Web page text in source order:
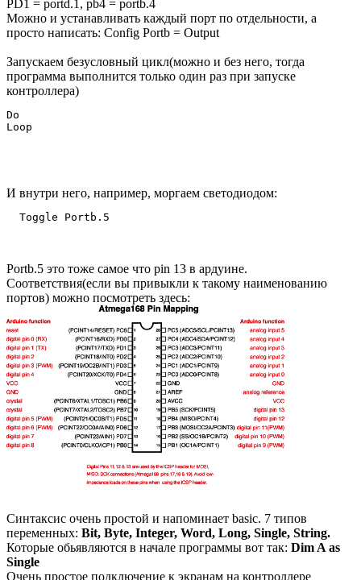
PD1 = portd.1, pb4 = portb.4
Можно и устанавливать каждый порт по отдельности, а
просто написать: Config Portb = Output
Запускаем безусловный цикл(можно и без него, тогда
программа выполнится только один раз при запуске
контроллера)
Do
И внутри него, например, моргаем светодиодом:
  Toggle Portb.5
Portb.5 это тоже самое что pin 13 в ардуине.
Соответствия(если вы привыкли к такому наименованию
портов) можно посмотреть здесь:
Синтаксис очень простой и напоминает basic. 7 типов
переменных: Bit, Byte, Integer, Word, Long, Single, String.
Которые обьявляются в начале программы вот так: Dim A as
Single
Очень простое подключение к экранам на контроллере